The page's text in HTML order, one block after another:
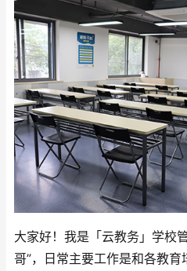
大家好！我是「云教务」学校
哥”，日常主要工作是和各教